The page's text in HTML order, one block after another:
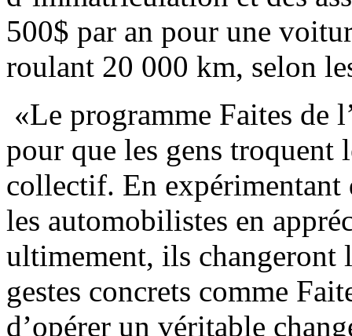
500$ par an pour une
roulant 20 000 km, selon
«Le programme Faites de
pour que les gens
collectif. En expérimentant
les automobilistes en
ultimement, ils changeront
gestes concrets comme
d’opérer un véritable